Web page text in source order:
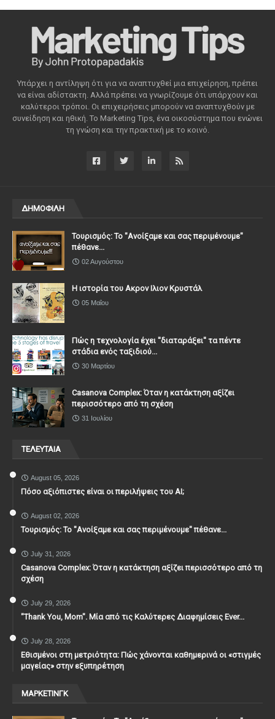
Υπάρχει η αντίληψη ότι για να αναπτυχθεί μια επιχείρηση, πρέπει
να είναι αδίστακτη. Αλλά πρέπει να γνωρίζουμε ότι υπάρχουν και
καλύτεροι τρόποι. Οι επιχειρήσεις μπορούν να αναπτυχθούν με
συνείδηση ​​και ηθική. Το Marketing Tips, ένα οικοσύστημα που ενώνει
τη γνώση και την πρακτική με το κοινό.
ΔΗΜΟΦΙΛΗ
Τουρισμός: Το "Ανοίξαμε και σας περιμένουμε"
πέθανε...
02 Αυγούστου
Η ιστορία του Ακρον Ιλιον Κρυστάλ
05 Μαΐου
Πώς η τεχνολογία έχει ''διαταράξει'' τα πέντε
στάδια ενός ταξιδιού...
30 Μαρτίου
Casanova Complex: Όταν η κατάκτηση αξίζει
περισσότερο από τη σχέση
31 Ιουλίου
ΤΕΛΕΥΤΑΙΑ
August 05, 2026
Πόσο αξιόπιστες είναι οι περιλήψεις του ΑΙ;
August 02, 2026
Τουρισμός: Το "Ανοίξαμε και σας περιμένουμε" πέθανε...
July 31, 2026
Casanova Complex: Όταν η κατάκτηση αξίζει περισσότερο από τη
σχέση
July 29, 2026
"Thank You, Mοm". Μία από τις Καλύτερες Διαφημίσεις Ever...
July 28, 2026
Εθισμένοι στη μετριότητα: Πώς χάνονται καθημερινά οι «στιγμές
μαγείας» στην εξυπηρέτηση
ΜΑΡΚΕΤΙΝΓΚ